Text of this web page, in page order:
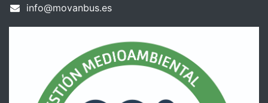
info@movanbus.es